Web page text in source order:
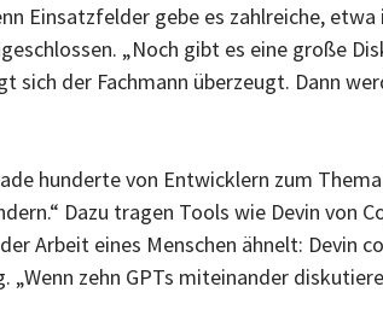
Einsatzfelder gebe es zahlreiche,
„Noch gibt es eine große
sich der Fachmann überzeugt. Dann
hunderte von Entwicklern zum
Dazu tragen Tools wie Devin von
Arbeit eines Menschen ähnelt:
„Wenn zehn GPTs miteinander